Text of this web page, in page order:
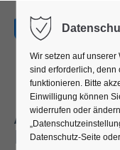
Wir setzen auf
sind erforderlich, denn
funktionieren. Bitte
Einwilligung können
widerrufen oder
Datenschutz-Seite